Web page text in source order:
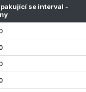
se interval -